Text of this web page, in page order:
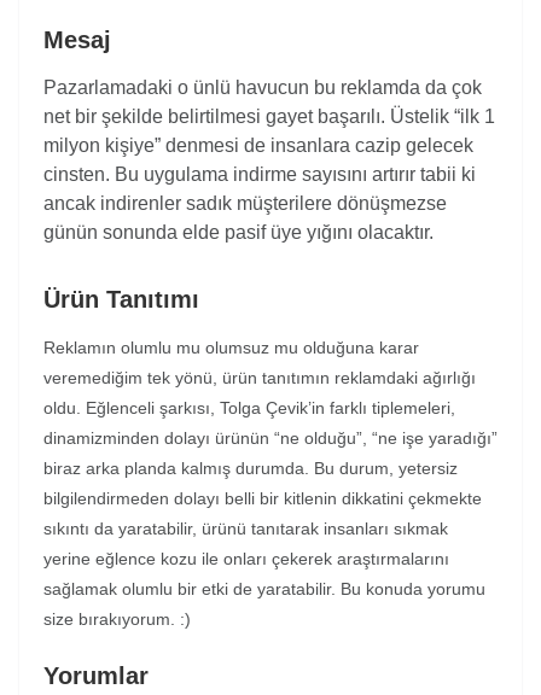
Mesaj
Pazarlamadaki o ünlü havucun bu reklamda da çok
net bir şekilde belirtilmesi gayet başarılı. Üstelik “ilk 1
milyon kişiye” denmesi de insanlara cazip gelecek
cinsten. Bu uygulama indirme sayısını artırır tabii ki
ancak indirenler sadık müşterilere dönüşmezse
günün sonunda elde pasif üye yığını olacaktır.
Ürün Tanıtımı
Reklamın olumlu mu olumsuz mu olduğuna karar
veremediğim tek yönü, ürün tanıtımın reklamdaki ağırlığı
oldu. Eğlenceli şarkısı, Tolga Çevik’in farklı tiplemeleri,
dinamizminden dolayı ürünün “ne olduğu”, “ne işe yaradığı”
biraz arka planda kalmış durumda. Bu durum, yetersiz
bilgilendirmeden dolayı belli bir kitlenin dikkatini çekmekte
sıkıntı da yaratabilir, ürünü tanıtarak insanları sıkmak
yerine eğlence kozu ile onları çekerek araştırmalarını
sağlamak olumlu bir etki de yaratabilir. Bu konuda yorumu
size bırakıyorum. :)
Yorumlar